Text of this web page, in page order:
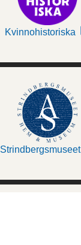
Kvinnohistoriska
Strindbergsmuseet